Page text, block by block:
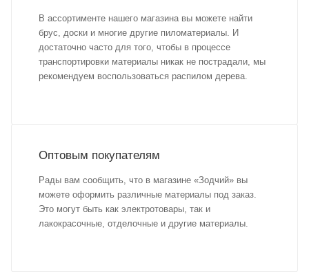
В ассортименте нашего магазина вы можете найти
брус, доски и многие другие пиломатериалы. И
достаточно часто для того, чтобы в процессе
транспортировки материалы никак не пострадали, мы
рекомендуем воспользоваться распилом дерева.
Оптовым покупателям
Рады вам сообщить, что в магазине «Зодчий» вы
можете оформить различные материалы под заказ.
Это могут быть как электротовары, так и
лакокрасочные, отделочные и другие материалы.